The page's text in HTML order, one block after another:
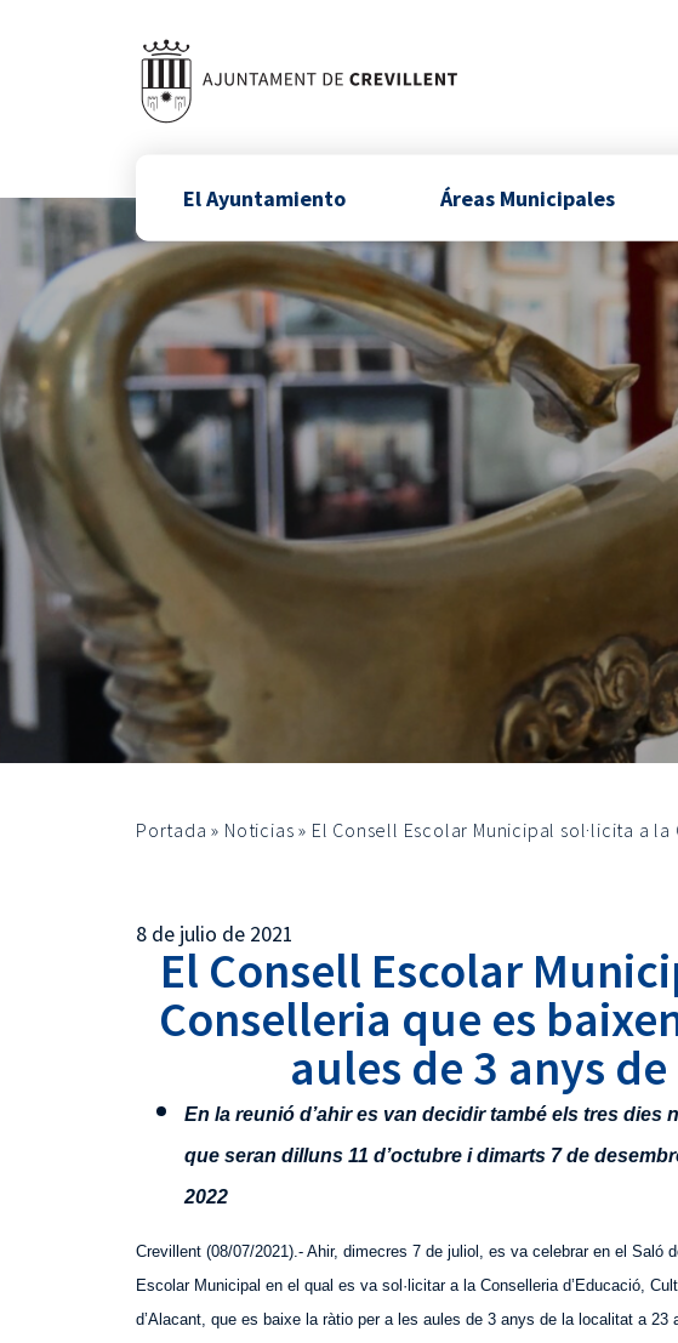
El Ayuntamiento Áreas Municipales
Portada » Noticias » El Consell Escolar Municipal sol·licita a
8 de julio de 2021
El Consell Escolar
Conselleria que es
aules de 3 anys
En la reunió d’ahir es van decidir també els tres dies
que seran dilluns 11 d’octubre i dimarts 7 de
2022
Crevillent (08/07/2021).- Ahir, dimecres 7 de juliol, es va celebrar en el Saló
Escolar Municipal en el qual es va sol·licitar a la Conselleria d’Educació,
d’Alacant, que es baixe la ràtio per a les aules de 3 anys de la localitat a